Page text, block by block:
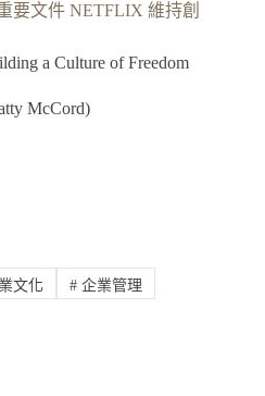
要文件 NETFLIX 維持創
a Culture of Freedom
McCord)
文化 # 企業管理